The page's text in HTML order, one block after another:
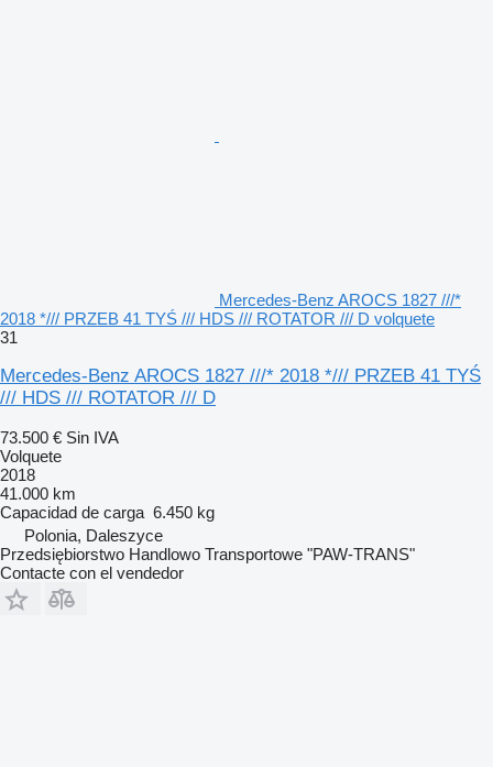
Mercedes-Benz AROCS 1827 ///*
2018 */// PRZEB 41 TYŚ /// HDS /// ROTATOR /// D volquete
31
Mercedes-Benz AROCS 1827 ///* 2018 */// PRZEB 41 TYŚ
/// HDS /// ROTATOR /// D
73.500 € Sin IVA
Volquete
2018
41.000 km
Capacidad de carga 6.450 kg
Polonia, Daleszyce
Przedsiębiorstwo Handlowo Transportowe "PAW-TRANS"
Contacte con el vendedor